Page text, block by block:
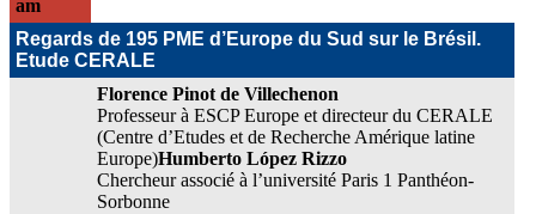
am
Regards de 195 PME d’Europe du Sud sur le Brésil.
Etude CERALE
Florence Pinot de Villechenon
Professeur à ESCP Europe et directeur du CERALE
(Centre d’Etudes et de Recherche Amérique latine
Europe)Humberto López Rizzo
Chercheur associé à l’université Paris 1 Panthéon-
Sorbonne